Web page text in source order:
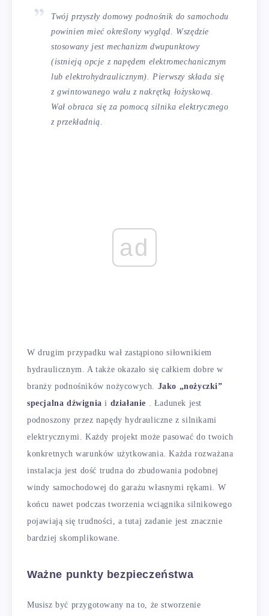
Twój przyszły domowy podnośnik do samochodu
powinien mieć określony wygląd. Wszędzie
stosowany jest mechanizm dwupunktowy
(istnieją opcje z napędem elektromechanicznym
lub elektrohydraulicznym). Pierwszy składa się
z gwintowanego wału z nakrętką łożyskową.
Wał obraca się za pomocą silnika elektrycznego
z przekładnią.
ad
W drugim przypadku wał zastąpiono siłownikiem
hydraulicznym. A także okazało się całkiem dobre w
branży podnośników nożycowych. Jako „nożyczki”
specjalna dźwignia i działanie . Ładunek jest
podnoszony przez napędy hydrauliczne z silnikami
elektrycznymi. Każdy projekt może pasować do twoich
konkretnych warunków użytkowania. Każda rozważana
instalacja jest dość trudna do zbudowania podobnej
windy samochodowej do garażu własnymi rękami. W
końcu nawet podczas tworzenia wciągnika silnikowego
pojawiają się trudności, a tutaj zadanie jest znacznie
bardziej skomplikowane.
Ważne punkty bezpieczeństwa
Musisz być przygotowany na to, że stworzenie